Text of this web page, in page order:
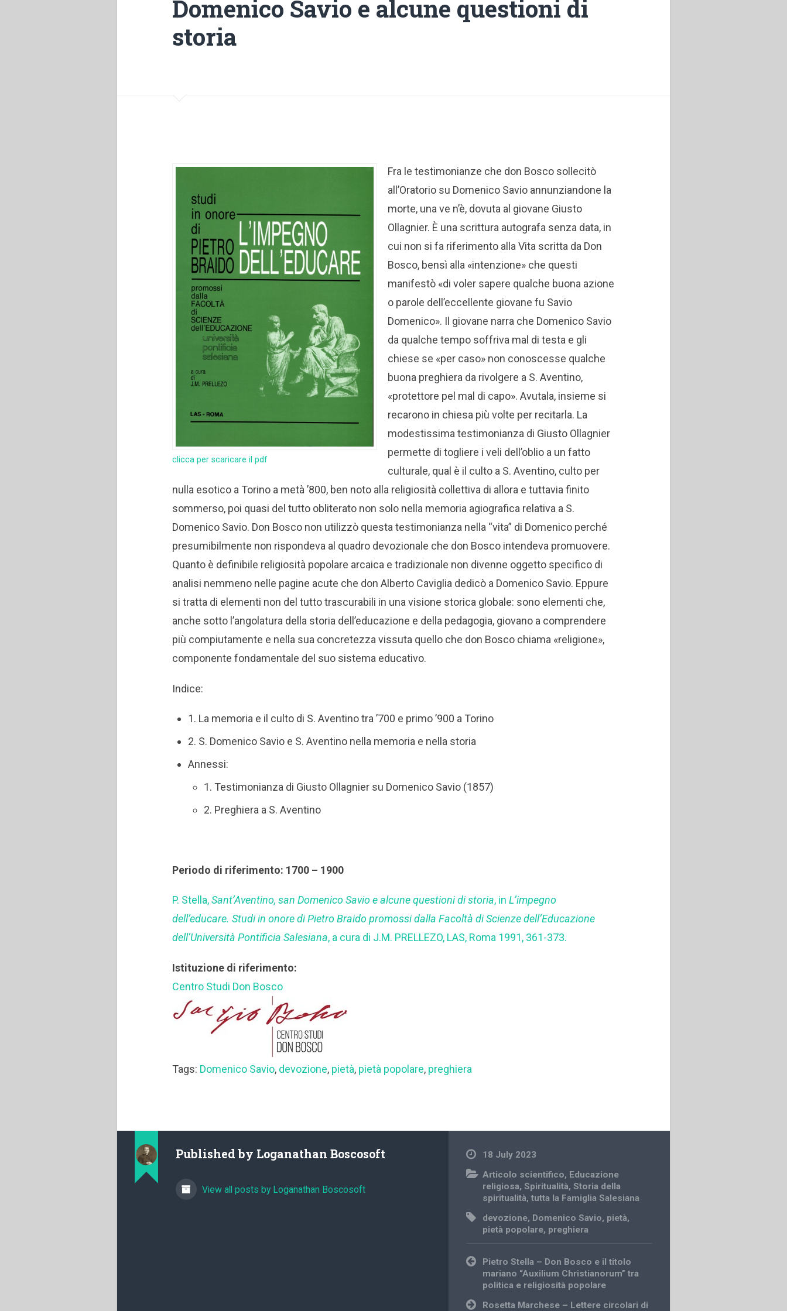
Domenico Savio e alcune questioni di
storia
clicca per scaricare il pdf
Fra le testimonianze che don Bosco sollecitò
all’Oratorio su Domenico Savio annunziandone la
morte, una ve n’è, dovuta al giovane Giusto
Ollagnier. È una scrittura autografa senza data, in
cui non si fa riferimento alla Vita scritta da Don
Bosco, bensì alla «intenzione» che questi
manifestò «di voler sapere qualche buona azione
o parole dell’eccellente giovane fu Savio
Domenico». Il giovane narra che Domenico Savio
da qualche tempo soffriva mal di testa e gli
chiese se «per caso» non conoscesse qualche
buona preghiera da rivolgere a S. Aventino,
«protettore pel mal di capo». Avutala, insieme si
recarono in chiesa più volte per recitarla. La
modestissima testimonianza di Giusto Ollagnier
permette di togliere i veli dell’oblio a un fatto
culturale, qual è il culto a S. Aventino, culto per
nulla esotico a Torino a metà ’800, ben noto alla religiosità collettiva di allora e tuttavia finito
sommerso, poi quasi del tutto obliterato non solo nella memoria agiografica relativa a S.
Domenico Savio. Don Bosco non utilizzò questa testimonianza nella “vita” di Domenico perché
presumibilmente non rispondeva al quadro devozionale che don Bosco intendeva promuovere.
Quanto è definibile religiosità popolare arcaica e tradizionale non divenne oggetto specifico di
analisi nemmeno nelle pagine acute che don Alberto Caviglia dedicò a Domenico Savio. Eppure
si tratta di elementi non del tutto trascurabili in una visione storica globale: sono elementi che,
anche sotto l’angolatura della storia dell’educazione e della pedagogia, giovano a comprendere
più compiutamente e nella sua concretezza vissuta quello che don Bosco chiama «religione»,
componente fondamentale del suo sistema educativo.
Indice:
1. La memoria e il culto di S. Aventino tra ’700 e primo ’900 a Torino
2. S. Domenico Savio e S. Aventino nella memoria e nella storia
Annessi:
1. Testimonianza di Giusto Ollagnier su Domenico Savio (1857)
2. Preghiera a S. Aventino
Periodo di riferimento: 1700 – 1900
P. Stella,Sant’Aventino, san Domenico Savio e alcune questioni di storia, in L’impegno
dell’educare. Studi in onore di Pietro Braido promossi dalla Facoltà di Scienze dell’Educazione
dell’Università Pontificia Salesiana, a cura di J.M. PRELLEZO, LAS, Roma 1991, 361-373.
Istituzione di riferimento:
Centro Studi Don Bosco
Tags: Domenico Savio, devozione, pietà, pietà popolare, preghiera
Published by Loganathan Boscosoft
View all posts by Loganathan Boscosoft
18 July 2023
Articolo scientifico, Educazione
religiosa,Spiritualità,Storia della
spiritualità,tutta la Famiglia Salesiana
devozione, Domenico Savio, pietà,
pietà popolare, preghiera
Post
navigation
Pietro Stella – Don Bosco e il titolo
mariano “Auxilium Christianorum” tra
politica e religiosità popolare
Rosetta Marchese – Lettere circolari di